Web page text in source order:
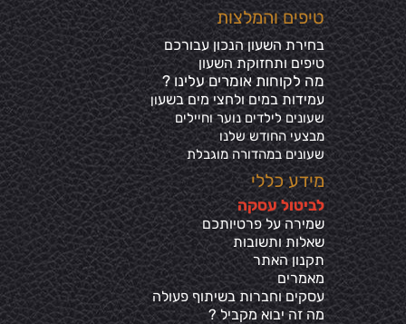
טיפים והמלצות
בחירת השעון הנכון עבורכם
טיפים ותחזוקת השעון
מה לקוחות אומרים עלינו ?
עמידות במים ולחצי מים בשעון
שעונים לילדים נוער וחיילים
מבצעי החודש שלנו
שעונים במהדורה מוגבלת
מידע כללי
לביטול עסקה
שמירה על פרטיותכם
שאלות ותשובות
תקנון האתר
מאמרים
עסקים וחברות בשיתוף פעולה
מה זה יבוא מקביל ?